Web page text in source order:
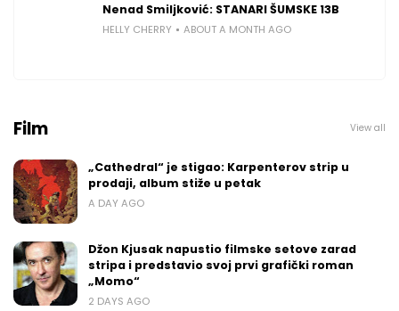
Nenad Smiljković: STANARI ŠUMSKE 13B
HELLY CHERRY ABOUT A MONTH AGO
Film View all
„Cathedral“ je stigao: Karpenterov strip u
prodaji, album stiže u petak
A DAY AGO
Džon Kjusak napustio filmske setove zarad
stripa i predstavio svoj prvi grafički roman
„Momo“
2 DAYS AGO